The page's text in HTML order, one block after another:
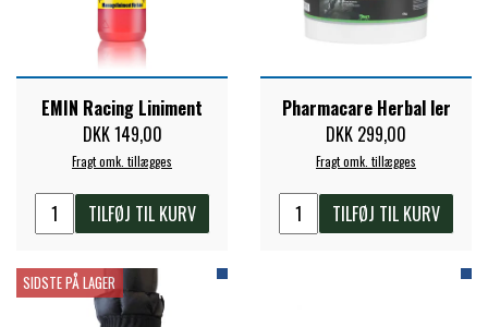
EMIN Racing Liniment
DKK 149,00
Fragt omk. tillægges
TILFØJ TIL KURV
Pharmacare Herbal ler
DKK 299,00
Fragt omk. tillægges
TILFØJ TIL KURV
SIDSTE PÅ LAGER